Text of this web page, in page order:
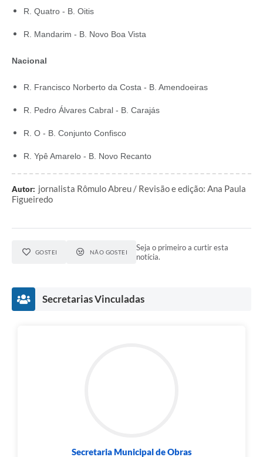
R. Quatro - B. Oitis
R. Mandarim - B. Novo Boa Vista
Nacional
R. Francisco Norberto da Costa - B. Amendoeiras
R. Pedro Álvares Cabral - B. Carajás
R. O - B. Conjunto Confisco
R. Ypê Amarelo - B. Novo Recanto
Autor: jornalista Rômulo Abreu / Revisão e edição: Ana Paula
Figueiredo
GOSTEI NÃO GOSTEI
Seja o primeiro a curtir esta
notícia.
Secretarias Vinculadas
Secretaria Municipal de Obras